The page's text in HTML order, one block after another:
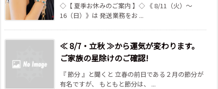
◇【 夏季お休みのご案内 】◇ 《 8/11（火）～
16（日）》は 発送業務をお ...
≪ 8/7・立秋 ≫から運気が変わります。
ご家族の星除けのご確認!
『 節分 』と聞くと 立春の前日である２月の節分が
有名ですが、 もともと節分は、 ...